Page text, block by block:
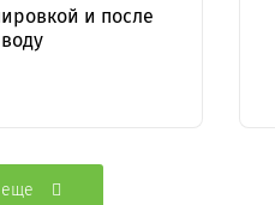
и после
еще